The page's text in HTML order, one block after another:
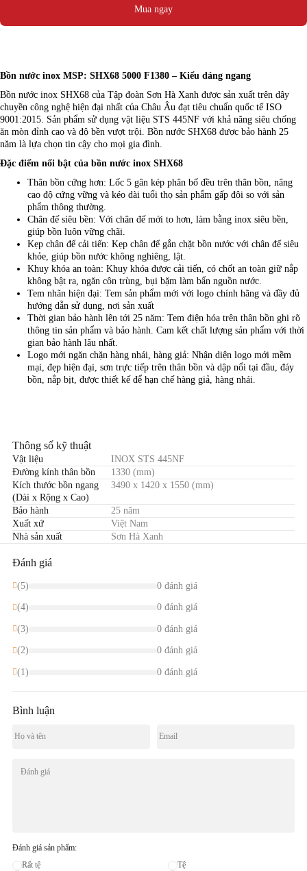
Mua ngay
Bồn nước inox MSP: SHX68 5000 F1380 – Kiểu dáng ngang
Bồn nước inox SHX68 của Tập đoàn Sơn Hà Xanh được sản xuất trên dây
chuyền công nghệ hiện đại nhất của Châu Âu đạt tiêu chuẩn quốc tế ISO
9001:2015. Sản phẩm sử dụng vật liệu STS 445NF với khả năng siêu chống
ăn mòn đỉnh cao và độ bền vượt trội. Bồn nước SHX68 được bảo hành 25
năm là lựa chọn tin cậy cho mọi gia đình.
Đặc điểm nổi bật của bồn nước inox SHX68
Thân bồn cứng hơn: Lốc 5 gân kép phân bố đều trên thân bồn, nâng
cao độ cứng vững và kéo dài tuổi thọ sản phẩm gấp đôi so với sản
phẩm thông thường.
Chân đế siêu bền: Với chân đế mới to hơn, làm bằng inox siêu bền,
giúp bồn luôn vững chãi.
Kẹp chân đế cải tiến: Kẹp chân đế gắn chặt bồn nước với chân đế siêu
khỏe, giúp bồn nước không nghiêng, lật.
Khuy khóa an toàn: Khuy khóa được cải tiến, có chốt an toàn giữ nắp
không bật ra, ngăn côn trùng, bụi bặm làm bẩn nguồn nước.
Tem nhãn hiện đại: Tem sản phẩm mới với logo chính hãng và đầy đủ
hướng dẫn sử dụng, nơi sản xuất
Thời gian bảo hành lên tới 25 năm: Tem điện hóa trên thân bồn ghi rõ
thông tin sản phẩm và bảo hành. Cam kết chất lượng sản phẩm với thời
gian bảo hành lâu nhất.
Logo mới ngăn chặn hàng nhái, hàng giả: Nhận diện logo mới mềm
mại, đẹp hiện đại, sơn trực tiếp trên thân bồn và dập nổi tại đầu, đáy
bồn, nắp bịt, được thiết kế để hạn chế hàng giả, hàng nhái.
Thông số kỹ thuật
Vật liệu
INOX STS 445NF
Đường kính thân bồn
1330 (mm)
Kích thước bồn ngang
(Dài x Rộng x Cao)
3490 x 1420 x 1550 (mm)
Bảo hành
25 năm
Xuất xứ
Việt Nam
Nhà sản xuất
Sơn Hà Xanh
Đánh giá
(5) 0 đánh giá
(4) 0 đánh giá
(3) 0 đánh giá
(2) 0 đánh giá
(1) 0 đánh giá
Bình luận
Đánh giá sản phẩm:
Rất tệ
Tệ